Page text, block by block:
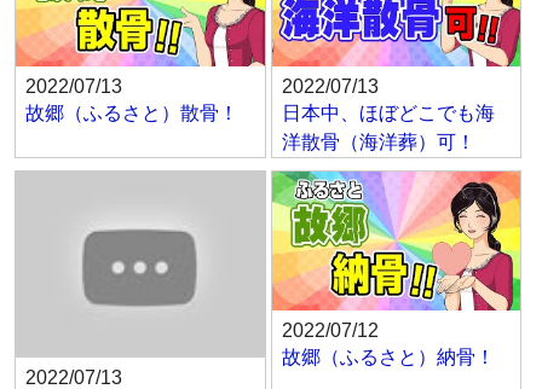
2022/07/13
故郷（ふるさと）散骨！
2022/07/13
日本中、ほぼどこでも海
洋散骨（海洋葬）可！
2022/07/13
2022/07/12
故郷（ふるさと）納骨！